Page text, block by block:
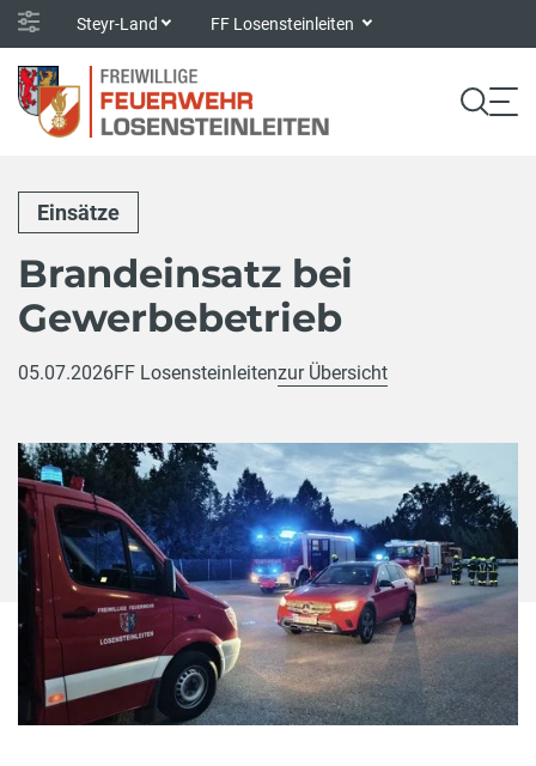
Steyr-Land FF Losensteinleiten
Einsätze
Brandeinsatz bei
Gewerbebetrieb
05.07.2026FF Losensteinleitenzur Übersicht